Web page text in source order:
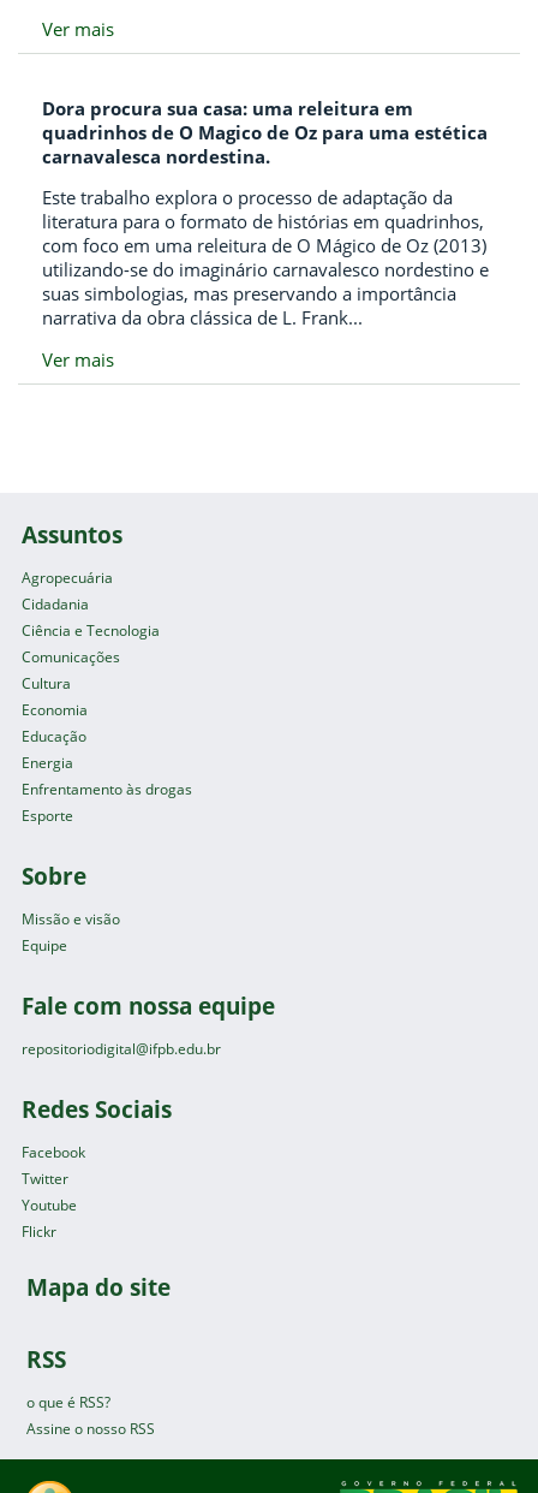
Ver mais
Dora procura sua casa: uma releitura em
quadrinhos de O Magico de Oz para uma estética
carnavalesca nordestina.
Este trabalho explora o processo de adaptação da
literatura para o formato de histórias em quadrinhos,
com foco em uma releitura de O Mágico de Oz (2013)
utilizando-se do imaginário carnavalesco nordestino e
suas simbologias, mas preservando a importância
narrativa da obra clássica de L. Frank...
Ver mais
Assuntos
Agropecuária
Cidadania
Ciência e Tecnologia
Comunicações
Cultura
Economia
Educação
Energia
Enfrentamento às drogas
Esporte
Sobre
Missão e visão
Equipe
Fale com nossa equipe
repositoriodigital@ifpb.edu.br
Redes Sociais
Facebook
Twitter
Youtube
Flickr
Mapa do site
RSS
o que é RSS?
Assine o nosso RSS